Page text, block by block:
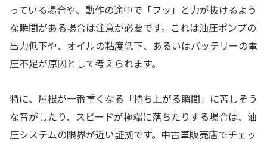
っている場合や、動作の途中で「フッ」と力が抜けるよう
な瞬間がある場合は注意が必要です。これは油圧ポンプの
出力低下や、オイルの粘度低下、あるいはバッテリーの電
圧不足が原因として考えられます。
特に、屋根が一番重くなる「持ち上がる瞬間」に苦しそう
な音がしたり、スピードが極端に落ちたりする場合は、油
圧システムの限界が近い証拠です。中古車販売店でチェッ